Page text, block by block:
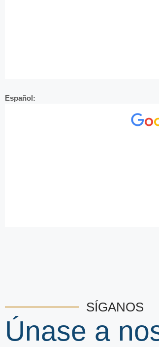
Español:
SÍGANOS
Únase a